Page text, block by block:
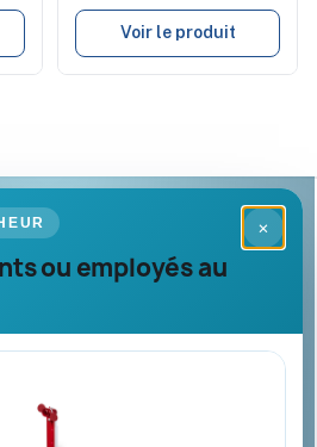
Voir le produit
×
ou employés au
goodies et cadeaux d’affaires
Pro